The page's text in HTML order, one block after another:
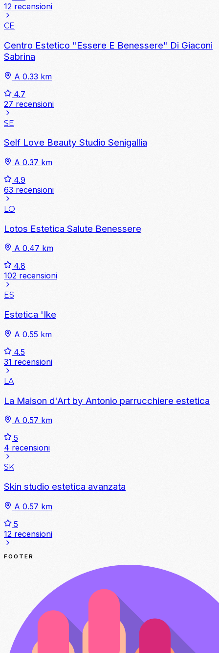
12 recensioni
CE
Centro Estetico "Essere E Benessere" Di Giaconi
Sabrina
A 0.33 km
4.7
27 recensioni
SE
Self Love Beauty Studio Senigallia
A 0.37 km
4.9
63 recensioni
LO
Lotos Estetica Salute Benessere
A 0.47 km
4.8
102 recensioni
ES
Estetica 'Ike
A 0.55 km
4.5
31 recensioni
LA
La Maison d'Art by Antonio parrucchiere estetica
A 0.57 km
5
4 recensioni
SK
Skin studio estetica avanzata
A 0.57 km
5
12 recensioni
FOOTER